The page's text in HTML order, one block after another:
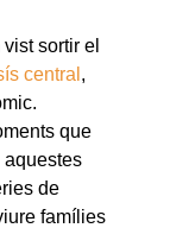
sortir el
central ,
que
aquestes
de
famílies